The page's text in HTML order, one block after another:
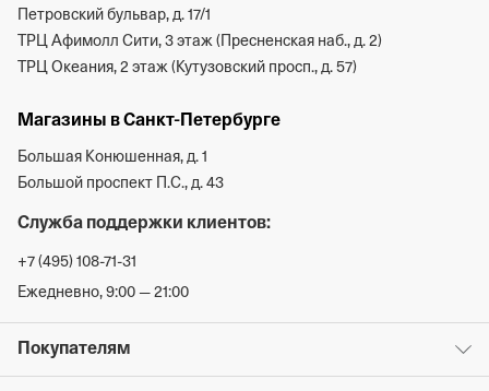
Петровский бульвар, д. 17/1
ТРЦ Афимолл Сити, 3 этаж (Пресненская наб., д. 2)
ТРЦ Океания, 2 этаж (Кутузовский просп., д. 57)
Магазины в Санкт-Петербурге
Большая Конюшенная, д. 1
Большой проспект П.С., д. 43
Служба поддержки клиентов:
+7 (495) 108-71-31
Ежедневно, 9:00 — 21:00
Покупателям